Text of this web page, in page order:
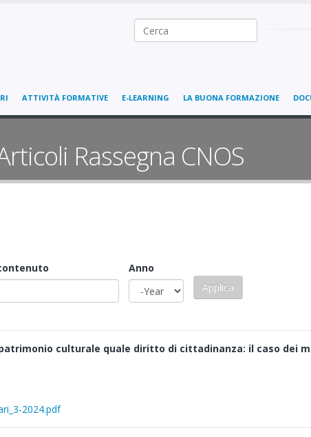
Ricerca nel sito
ATTIVITÀ FORMATIVE E-LEARNING LA BUONA FORMAZIONE
Rassegna CNOS
Anno
Anno
Year
culturale quale diritto di cittadinanza: il caso dei
2024.pdf